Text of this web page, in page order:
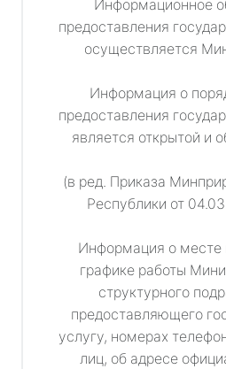
Информационное
предоставления
осуществляется
Информация о
предоставления
является открытой и
(в ред. Приказа
Республики от
Информация о месте
графике работы
структурного
предоставляющего
услугу, номерах
лиц, об адресе